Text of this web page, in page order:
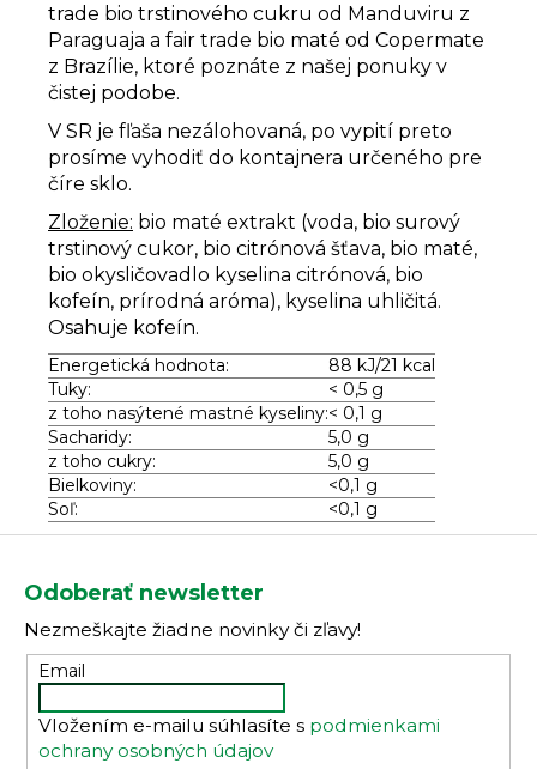
trade bio trstinového cukru od Manduviru z
Paraguaja a fair trade bio maté od Copermate
z Brazílie, ktoré poznáte z našej ponuky v
čistej podobe.
V SR je fľaša nezálohovaná, po vypití preto
prosíme vyhodiť do kontajnera určeného pre
číre sklo.
Zloženie: bio maté extrakt (voda, bio surový
trstinový cukor, bio citrónová šťava, bio maté,
bio okysličovadlo kyselina citrónová, bio
kofeín, prírodná aróma), kyselina uhličitá.
Osahuje kofeín.
Energetická hodnota:
88 kJ/21 kcal
Tuky:
< 0,5 g
z toho nasýtené mastné kyseliny:< 0,1 g
Sacharidy:
5,0 g
z toho cukry:
5,0 g
Bielkoviny:
<0,1 g
Soľ:
<0,1 g
Odoberať newsletter
Nezmeškajte žiadne novinky či zľavy!
Email
Vložením e-mailu súhlasíte s podmienkami
ochrany osobných údajov